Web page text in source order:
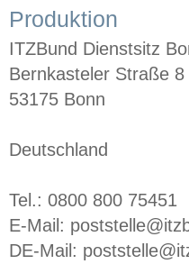
Produktion
ITZBund Dienstsitz
Bernkasteler Straße 8
53175 Bonn
Deutschland
Tel.: 0800 800 75451
E-Mail:
DE-Mail: